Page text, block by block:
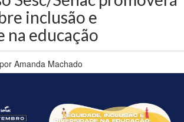
inclusão e
na educação
Amanda Machado